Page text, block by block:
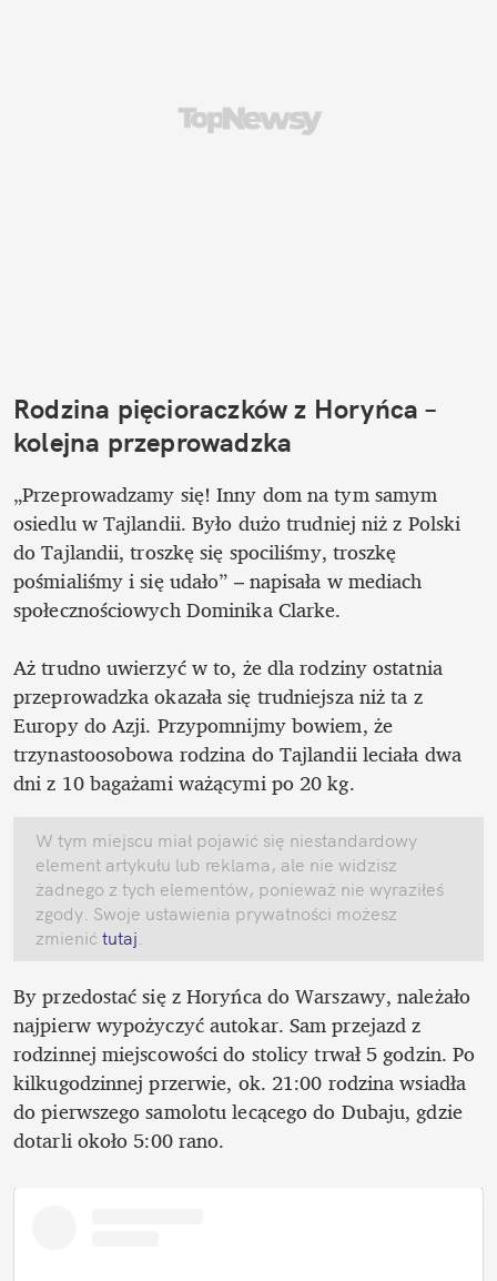
Rodzina pięcioraczków z Horyńca –
kolejna przeprowadzka
„Przeprowadzamy się! Inny dom na tym samym
osiedlu w Tajlandii. Było dużo trudniej niż z Polski
do Tajlandii, troszkę się spociliśmy, troszkę
pośmialiśmy i się udało” – napisała w mediach
społecznościowych Dominika Clarke.
Aż trudno uwierzyć w to, że dla rodziny ostatnia
przeprowadzka okazała się trudniejsza niż ta z
Europy do Azji. Przypomnijmy bowiem, że
trzynastoosobowa rodzina do Tajlandii leciała dwa
dni z 10 bagażami ważącymi po 20 kg.
W tym miejscu miał pojawić się niestandardowy
element artykułu lub reklama, ale nie widzisz
żadnego z tych elementów, ponieważ nie wyraziłeś
zgody. Swoje ustawienia prywatności możesz
zmienić tutaj.
By przedostać się z Horyńca do Warszawy, należało
najpierw wypożyczyć autokar. Sam przejazd z
rodzinnej miejscowości do stolicy trwał 5 godzin. Po
kilkugodzinnej przerwie, ok. 21:00 rodzina wsiadła
do pierwszego samolotu lecącego do Dubaju, gdzie
dotarli około 5:00 rano.